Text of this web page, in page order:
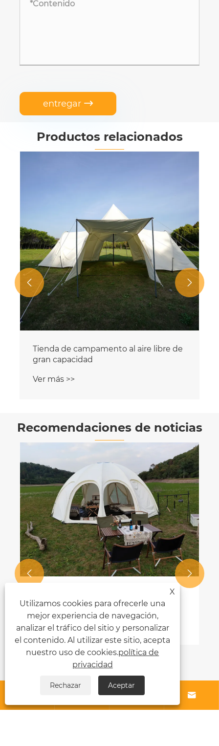
entregar 
Productos relacionados
Tienda de campamento de tela Oxford
de doble puerta al aire libre
Ver más >>
 
Recomendaciones de noticias
Cómo elegir una buena tienda de lujo
de luz para su viaje
Ver más >>
 
 
X
Utilizamos cookies para ofrecerle una
mejor experiencia de navegación,
analizar el tráfico del sitio y personalizar
el contenido. Al utilizar este sitio, acepta
nuestro uso de cookies.política de
privacidad
Rechazar Aceptar